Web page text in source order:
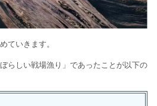
ていきます。
らしい戦場漁り」であったことが以下の